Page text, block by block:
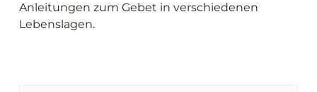
Anleitungen zum Gebet in verschiedenen
Lebenslagen.